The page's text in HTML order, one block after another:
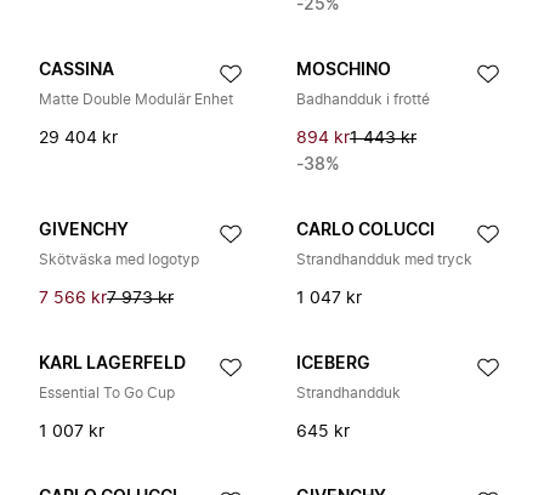
-25%
CASSINA
Matte Double Modulär Enhet
29 404 kr
MOSCHINO
Badhandduk i frotté
894 kr1 443 kr
-38%
GIVENCHY
Skötväska med logotyp
7 566 kr7 973 kr
CARLO COLUCCI
Strandhandduk med tryck
1 047 kr
KARL LAGERFELD
Essential To Go Cup
1 007 kr
ICEBERG
Strandhandduk
645 kr